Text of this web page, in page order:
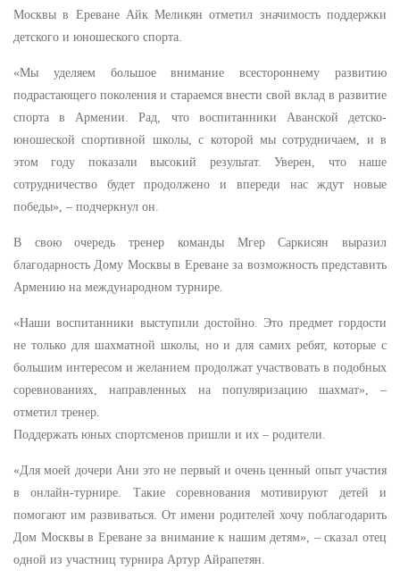
Москвы в Ереване Айк Меликян отметил значимость поддержки
детского и юношеского спорта.
«Мы уделяем большое внимание всестороннему развитию
подрастающего поколения и стараемся внести свой вклад в развитие
спорта в Армении. Рад, что воспитанники Аванской детско-
юношеской спортивной школы, с которой мы сотрудничаем, и в
этом году показали высокий результат. Уверен, что наше
сотрудничество будет продолжено и впереди нас ждут новые
победы», – подчеркнул он.
В свою очередь тренер команды Мгер Саркисян выразил
благодарность Дому Москвы в Ереване за возможность представить
Армению на международном турнире.
«Наши воспитанники выступили достойно. Это предмет гордости
не только для шахматной школы, но и для самих ребят, которые с
большим интересом и желанием продолжат участвовать в подобных
соревнованиях, направленных на популяризацию шахмат», –
отметил тренер.
Поддержать юных спортсменов пришли и их – родители.
«Для моей дочери Ани это не первый и очень ценный опыт участия
в онлайн-турнире. Такие соревнования мотивируют детей и
помогают им развиваться. От имени родителей хочу поблагодарить
Дом Москвы в Ереване за внимание к нашим детям», – сказал отец
одной из участниц турнира Артур Айрапетян.